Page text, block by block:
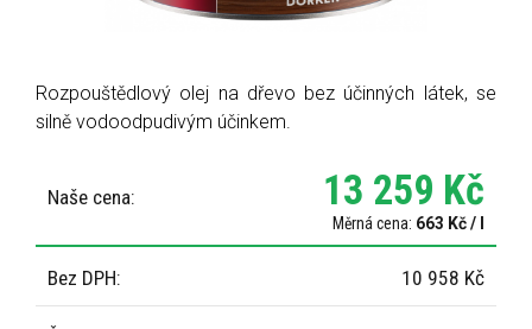
Rozpouštědlový olej na dřevo bez účinných látek, se
silně vodoodpudivým účinkem.
Naše cena: 13 259 Kč
Měrná cena: 663 Kč / l
Bez DPH: 10 958 Kč